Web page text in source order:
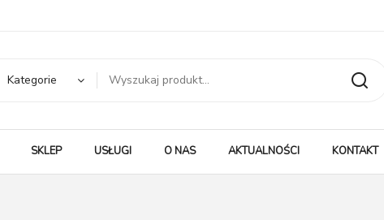
Kategorie
SKLEP USŁUGI O NAS AKTUALNOŚCI KONTAKT